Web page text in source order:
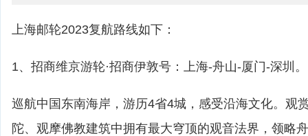
上海邮轮2023复航路线如下：
1、招商维京游轮·招商伊敦号：上海-舟山-厦门-深圳。
巡航中国东南海岸，游历4省4城，感受沿海文化。观
陀、观摩佛教建筑中拥有最大穹顶的观音法界，领略